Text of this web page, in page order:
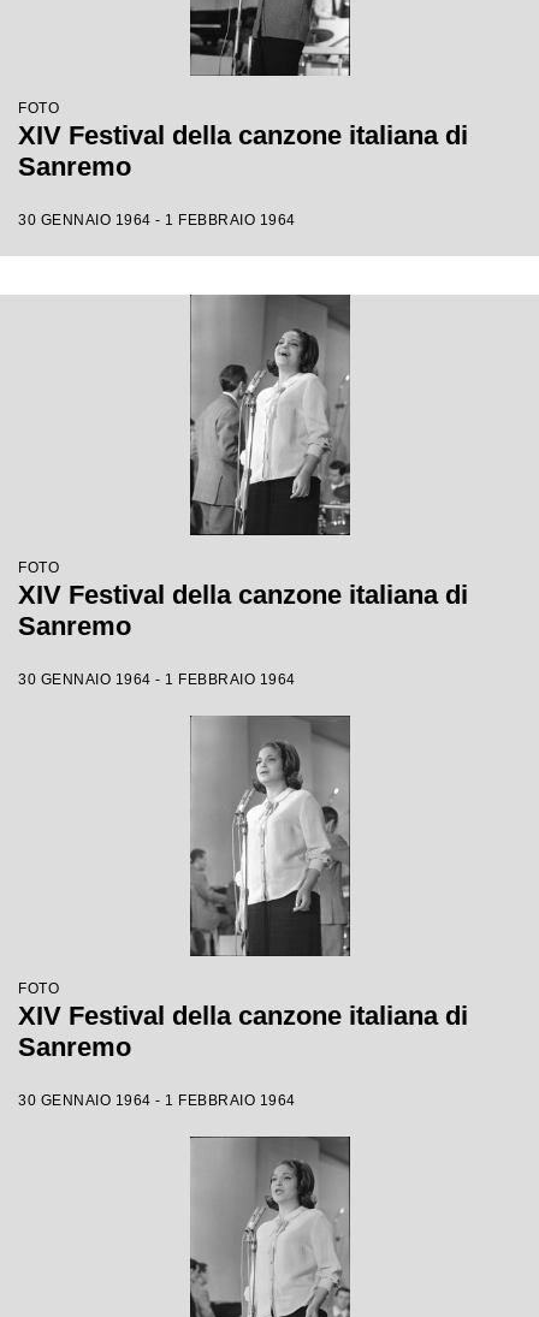
FOTO
XIV Festival della canzone italiana di
Sanremo
30 GENNAIO 1964 - 1 FEBBRAIO 1964
FOTO
XIV Festival della canzone italiana di
Sanremo
30 GENNAIO 1964 - 1 FEBBRAIO 1964
FOTO
XIV Festival della canzone italiana di
Sanremo
30 GENNAIO 1964 - 1 FEBBRAIO 1964